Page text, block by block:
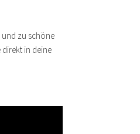
und zu schöne
direkt in deine